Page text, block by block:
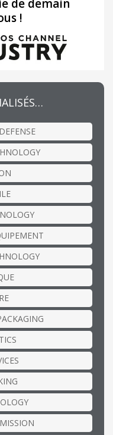
de demain
!